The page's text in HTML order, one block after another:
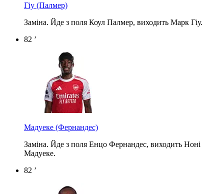
Гіу (Палмер)
Заміна. Йде з поля Коул Палмер, виходить Марк Гіу.
82 ’
Мадуеке (Фернандес)
Заміна. Йде з поля Енцо Фернандес, виходить Ноні
Мадуеке.
82 ’